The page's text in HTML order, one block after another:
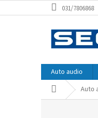
na
031/7806868
Auto audio
DomovAuto